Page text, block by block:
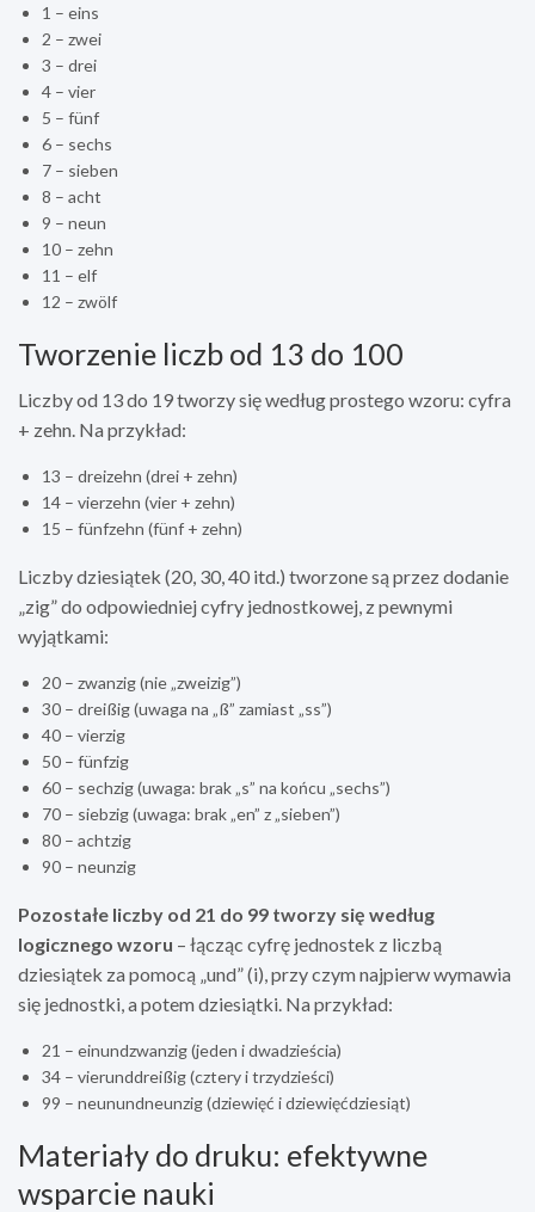
1 – eins
2 – zwei
3 – drei
4 – vier
5 – fünf
6 – sechs
7 – sieben
8 – acht
9 – neun
10 – zehn
11 – elf
12 – zwölf
Tworzenie liczb od 13 do 100
Liczby od 13 do 19 tworzy się według prostego wzoru: cyfra
+ zehn. Na przykład:
13 – dreizehn (drei + zehn)
14 – vierzehn (vier + zehn)
15 – fünfzehn (fünf + zehn)
Liczby dziesiątek (20, 30, 40 itd.) tworzone są przez dodanie
„zig” do odpowiedniej cyfry jednostkowej, z pewnymi
wyjątkami:
20 – zwanzig (nie „zweizig”)
30 – dreißig (uwaga na „ß” zamiast „ss”)
40 – vierzig
50 – fünfzig
60 – sechzig (uwaga: brak „s” na końcu „sechs”)
70 – siebzig (uwaga: brak „en” z „sieben”)
80 – achtzig
90 – neunzig
Pozostałe liczby od 21 do 99 tworzy się według
logicznego wzoru – łącząc cyfrę jednostek z liczbą
dziesiątek za pomocą „und” (i), przy czym najpierw wymawia
się jednostki, a potem dziesiątki. Na przykład:
21 – einundzwanzig (jeden i dwadzieścia)
34 – vierunddreißig (cztery i trzydzieści)
99 – neunundneunzig (dziewięć i dziewięćdziesiąt)
Materiały do druku: efektywne
wsparcie nauki